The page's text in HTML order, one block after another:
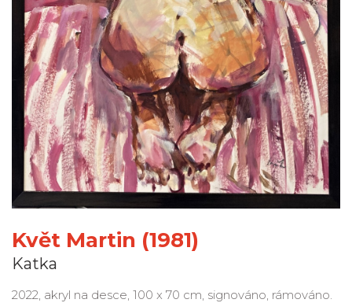
Květ Martin (1981)
Katka
2022, akryl na desce, 100 x 70 cm, signováno, rámováno.